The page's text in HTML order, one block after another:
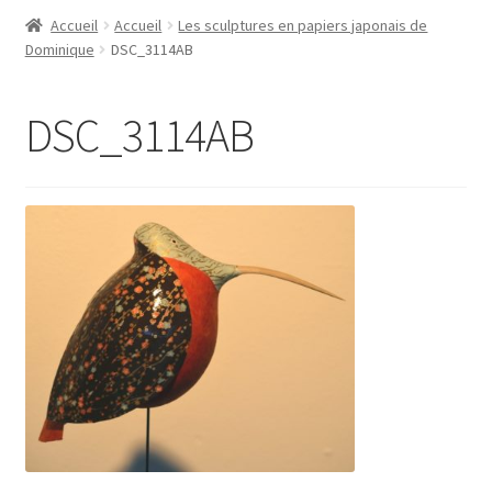
A propos
Accueil Accueil
Les sculptures en papiers japonais de
Dominique
DSC_3114AB
DSC_3114AB